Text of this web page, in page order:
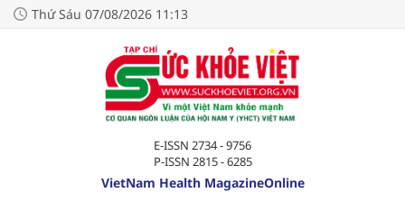
Thứ Sáu 07/08/2026 11:13
E-ISSN 2734 - 9756
P-ISSN 2815 - 6285
VietNam Health MagazineOnline